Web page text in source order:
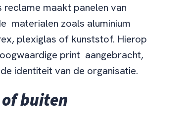
reclame maakt panelen van
materialen zoals aluminium
plexiglas of kunststof. Hierop
print aangebracht,
identiteit van de organisatie.
buiten